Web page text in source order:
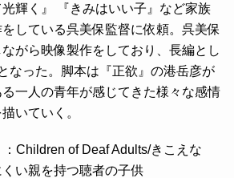
輝く』 『きみはいい子』など家族
している呉美保監督に依頼。呉美保
がら映像製作をしており、長編とし
なった。脚本は『正欲』の港岳彦が
一人の青年が感じてきた様々な感情
いていく。
Children of Deaf Adults/きこえな
い親を持つ聴者の子供